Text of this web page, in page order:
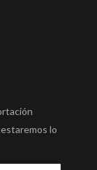
lo